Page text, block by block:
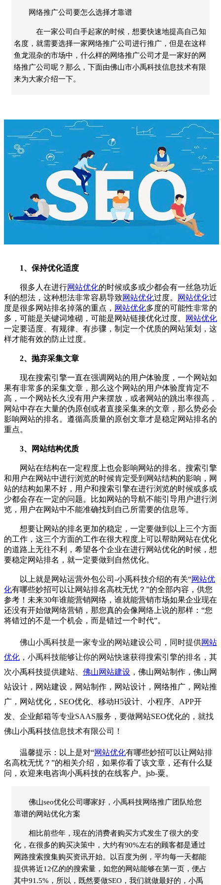
网络推广公司要怎么选择才靠谱
在一家公司白手起家的时候，想要快速地提高自己知
名度，就需要选择一家网络推广公司进行推广，但是在这样
鱼龙混杂的市场中，什么样的网络推广公司才是一家好的网
络推广公司呢？那么，下面由佛山市小禹科技信息技术有限
来为大家介绍一下。
1、保持优化适度
很多人在进行网站优化的时候或多或少都会有一丝急功近
利的想法，这种想法非常容易导致网站优化过度。 网站优化过
度是很多网站排名掉落的重点， 网站优化多度的可能性非常的
多，可能是关键词堆砌，可能是网站链接优化过度。
网站优化
一定要适度、有规律、有步骤，制定一个优质的网站策划，这
样才能有效的防止过度。
2、抛弃采集文章
现在搜索引擎一直在强调网站的用户体验度，一个网站如
果有非常多的采集文章，那么这个网站的用户体验度肯定不
高，一个网站长久没有用户来摆放，或者网站的跳出率很高，
网站中存在大量的伪原创或者直接采集来的文章，那么势必会
影响网站的排名。遵循高质量的原创文章才是稳定网站排名的
重点。
3、 网站结构优质
网站在结构在一定程度上也会影响网站的排名。搜索引擎
和用户在网站中进行浏览的时候肯定受到网站结构的影响，网
站的结构如果不好，用户和搜索引擎在进行浏览的时候或多或
少都会存在一定的问题。比如网站的导航不能引导用户进行浏
览，用户在网站中不能准确找到自己所需要的信息等。
想要让网站的排名更加的稳定，一定要做到以上三个方面
的工作，这三个方面的工作在很大程度上可以帮助网站在优化
的道路上无往不利，希望各个企业在进行网站优化的时候，想
要稳定网站排名，就一定要做到自然优化。
以上就是网站运营外包公司-小禹科技介绍的有关“网站优
化有哪些妙招可以让网站排名高枕无忧？”的全部内容，供您
参考！未来30年谁能营销网络，谁就能营销市场如果企业现在
还没有开始做网络营销，那您真的会像网络上说的那样：“您
将错过的不是一个机会，而是错过一个时代”。
佛山小禹科技是一家专业的网站建设公司，同时提供网站
优化 ， 小禹科技能够让你的网站快速获得搜索引擎的排名， 其
次小禹科技提供建站、 佛山网站建设 ， 佛山网站制作 ， 佛山网
站设计 ， 网站建设 ， 网站制作 ， 网站设计 ， 网络推广 ， 网站推
广 ， 网站优化 ， SEO优化 移动H5设计 小程序
APP开
发
企业邮箱等专业SAAS服务，要做网站SEO优化的，就找
佛山小禹科技信息技术有限公司！
温馨提示：以上是对“网站优化有哪些妙招可以让网站排
名高枕无忧？”的相关介绍，如果你看了该文章，还有什么疑
问，欢迎来电咨询小禹科技的在线客户。jsb-粟。
佛山seo优化公司哪家好，小禹科技网络推广团队给您
靠谱的网站优化方案
相比前些年，现在的消费者购买方式发生了很大的变
化，在很多的购买决策中，大约有90%左右的顾客都是通过
网路搜索搜集购买资讯开始。以百度为例，平均每一天都能
提供将近12亿的的搜索量，如您的网站能够在第一页，便占
其中91.5%，所以，既然要做SEO，我们就做最好的，小禹